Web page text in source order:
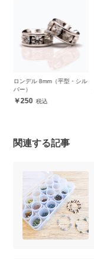
ロンデル 8mm（平型・シル
バー）
250
関連する記事